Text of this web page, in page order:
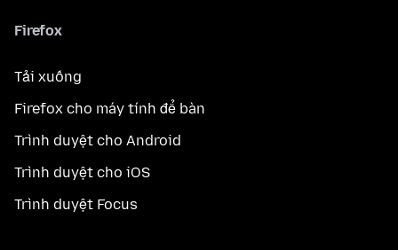
Firefox
Tải xuống
Firefox cho máy tính để bàn
Trình duyệt cho Android
Trình duyệt cho iOS
Trình duyệt Focus